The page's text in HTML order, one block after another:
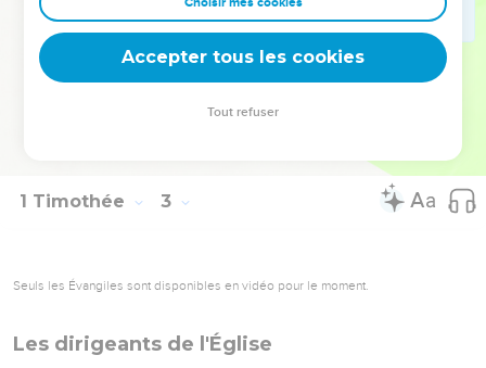
femmes, elles seront sauvées si elles persévèrent dans la foi,
dans l’amour, et dans une vie sainte en gardant en tout le
sens de la mesure.
La Bible Du Semeur Copyright © 1992, 1999 by Biblica, Inc.® Used by permission.
1 Timothée 3
Seuls les Évangiles sont disponibles en vidéo pour le moment.
Les dirigeants de l'Église
Accepter tous les cookies
Tout refuser